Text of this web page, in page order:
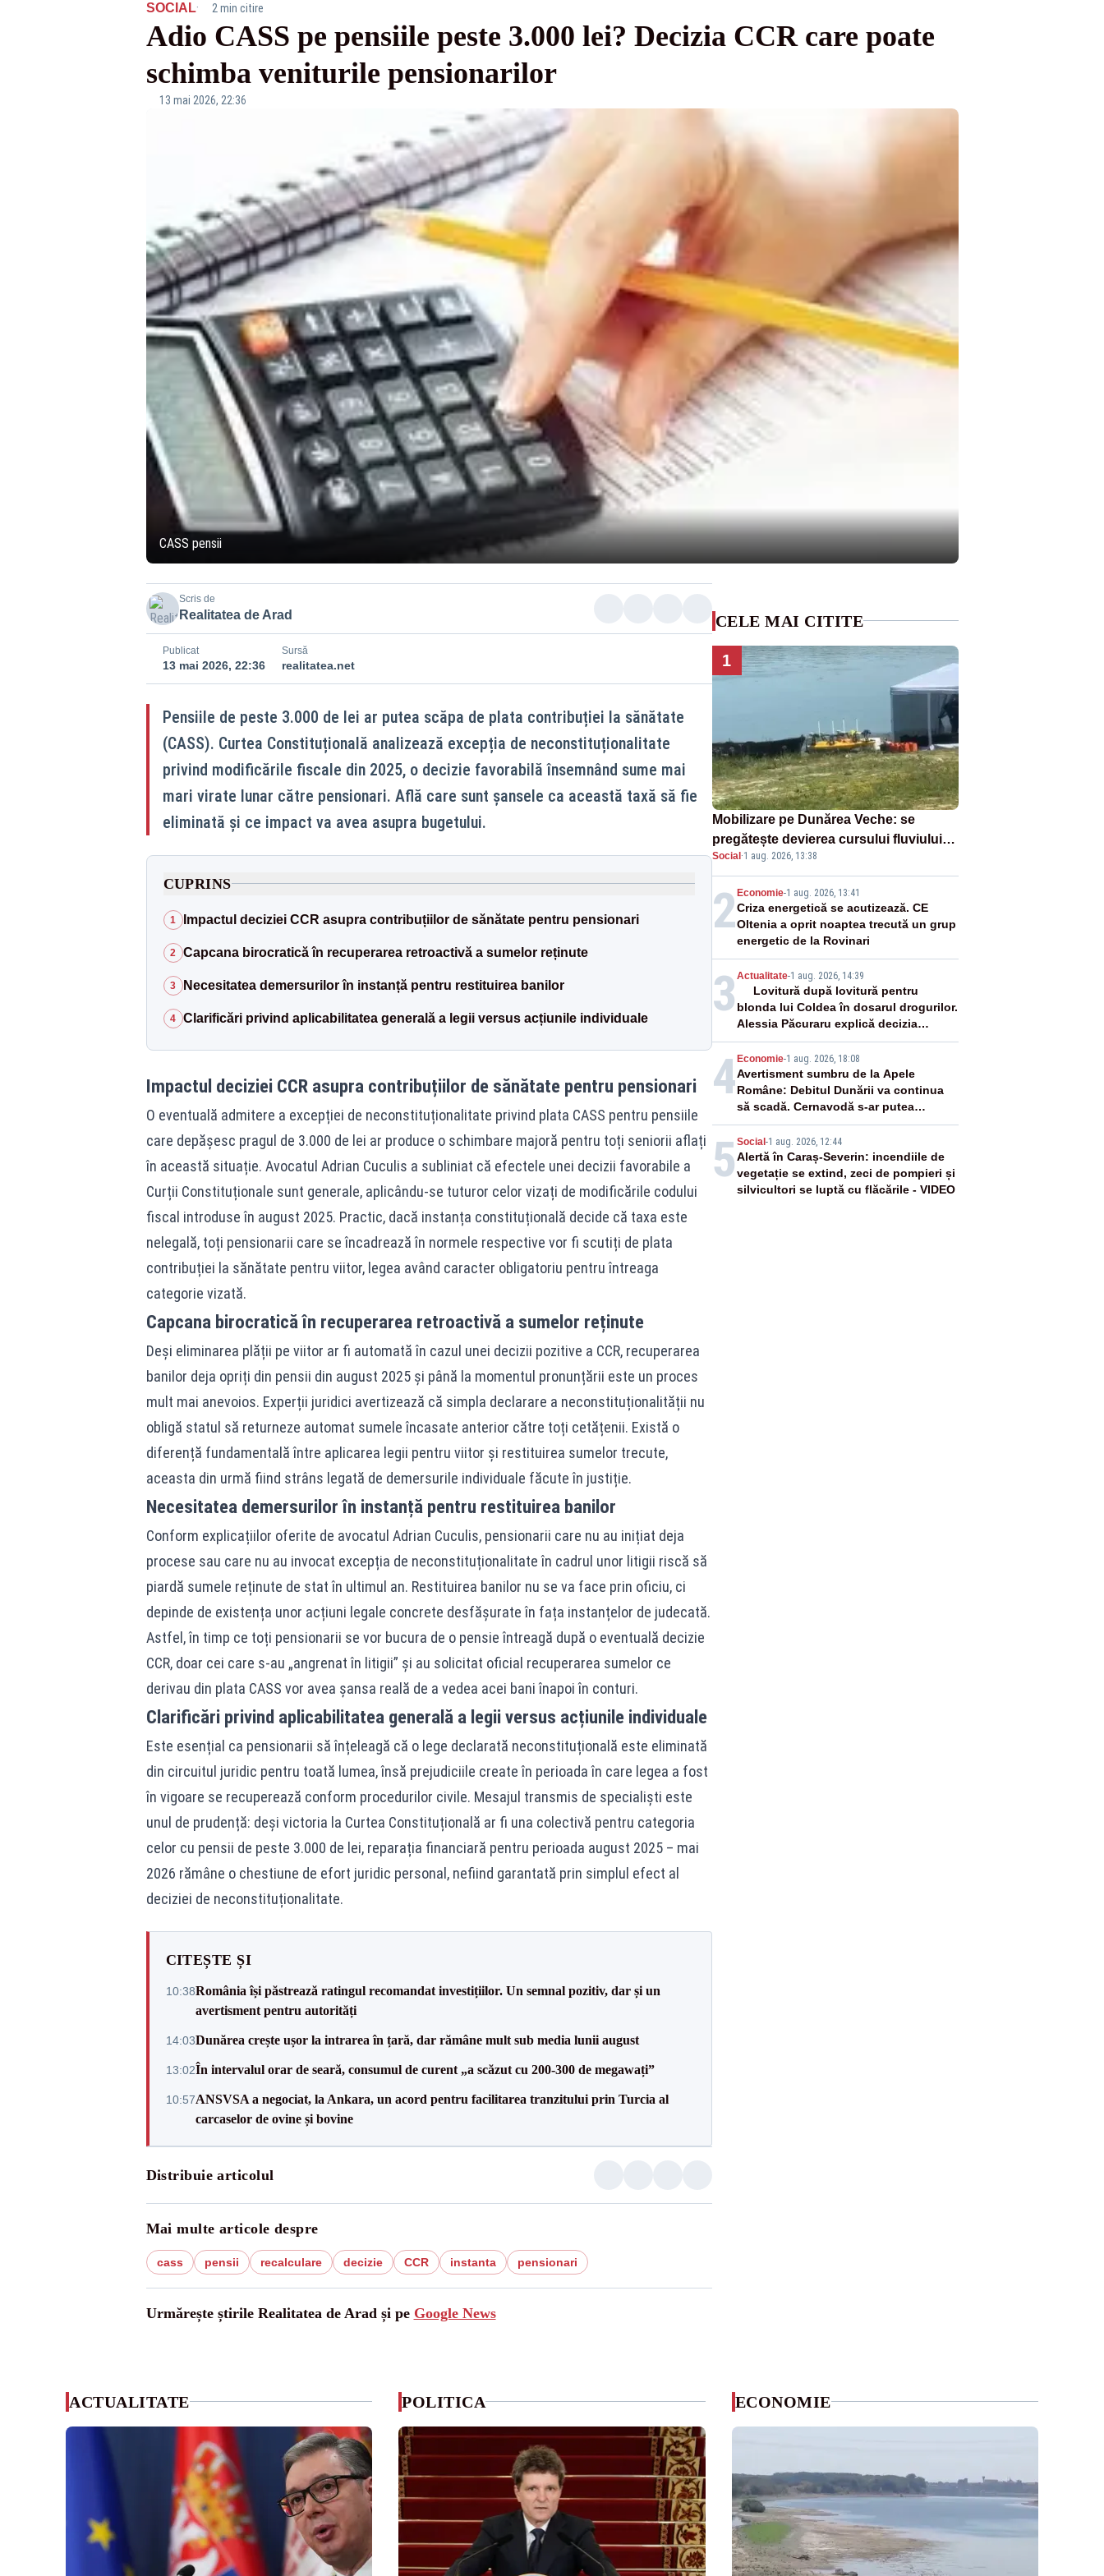
SOCIAL· 2 min citire
Adio CASS pe pensiile peste 3.000 lei? Decizia CCR care poate
schimba veniturile pensionarilor
13 mai 2026, 22:36
CASS pensii
Scris de
Realitatea de Arad
Publicat
13 mai 2026, 22:36
Sursă
realitatea.net
Pensiile de peste 3.000 de lei ar putea scăpa de plata contribuției la sănătate
(CASS). Curtea Constituțională analizează excepția de neconstituționalitate
privind modificările fiscale din 2025, o decizie favorabilă însemnând sume mai
mari virate lunar către pensionari. Află care sunt șansele ca această taxă să fie
eliminată și ce impact va avea asupra bugetului.
CUPRINS
1 Impactul deciziei CCR asupra contribuțiilor de sănătate pentru pensionari
2 Capcana birocratică în recuperarea retroactivă a sumelor reținute
3 Necesitatea demersurilor în instanță pentru restituirea banilor
4 Clarificări privind aplicabilitatea generală a legii versus acțiunile individuale
Impactul deciziei CCR asupra contribuțiilor de sănătate pentru pensionari
O eventuală admitere a excepției de neconstituționalitate privind plata CASS pentru pensiile
care depășesc pragul de 3.000 de lei ar produce o schimbare majoră pentru toți seniorii aflați
în această situație. Avocatul Adrian Cuculis a subliniat că efectele unei decizii favorabile a
Curții Constituționale sunt generale, aplicându-se tuturor celor vizați de modificările codului
fiscal introduse în august 2025. Practic, dacă instanța constituțională decide că taxa este
nelegală, toți pensionarii care se încadrează în normele respective vor fi scutiți de plata
contribuției la sănătate pentru viitor, legea având caracter obligatoriu pentru întreaga
categorie vizată.
Capcana birocratică în recuperarea retroactivă a sumelor reținute
Deși eliminarea plății pe viitor ar fi automată în cazul unei decizii pozitive a CCR, recuperarea
banilor deja opriți din pensii din august 2025 și până la momentul pronunțării este un proces
mult mai anevoios. Experții juridici avertizează că simpla declarare a neconstituționalității nu
obligă statul să returneze automat sumele încasate anterior către toți cetățenii. Există o
diferență fundamentală între aplicarea legii pentru viitor și restituirea sumelor trecute,
aceasta din urmă fiind strâns legată de demersurile individuale făcute în justiție.
Necesitatea demersurilor în instanță pentru restituirea banilor
Conform explicațiilor oferite de avocatul Adrian Cuculis, pensionarii care nu au inițiat deja
procese sau care nu au invocat excepția de neconstituționalitate în cadrul unor litigii riscă să
piardă sumele reținute de stat în ultimul an. Restituirea banilor nu se va face prin oficiu, ci
depinde de existența unor acțiuni legale concrete desfășurate în fața instanțelor de judecată.
Astfel, în timp ce toți pensionarii se vor bucura de o pensie întreagă după o eventuală decizie
CCR, doar cei care s-au „angrenat în litigii” și au solicitat oficial recuperarea sumelor ce
derivau din plata CASS vor avea șansa reală de a vedea acei bani înapoi în conturi.
Clarificări privind aplicabilitatea generală a legii versus acțiunile individuale
Este esențial ca pensionarii să înțeleagă că o lege declarată neconstituțională este eliminată
din circuitul juridic pentru toată lumea, însă prejudiciile create în perioada în care legea a fost
în vigoare se recuperează conform procedurilor civile. Mesajul transmis de specialiști este
unul de prudență: deși victoria la Curtea Constituțională ar fi una colectivă pentru categoria
celor cu pensii de peste 3.000 de lei, reparația financiară pentru perioada august 2025 – mai
2026 rămâne o chestiune de efort juridic personal, nefiind garantată prin simplul efect al
deciziei de neconstituționalitate.
CITEȘTE ȘI
10:38România își păstrează ratingul recomandat investițiilor. Un semnal pozitiv, dar și un
avertisment pentru autorități
14:03Dunărea crește ușor la intrarea în țară, dar rămâne mult sub media lunii august
13:02În intervalul orar de seară, consumul de curent „a scăzut cu 200-300 de megawați”
10:57ANSVSA a negociat, la Ankara, un acord pentru facilitarea tranzitului prin Turcia al
carcaselor de ovine și bovine
Distribuie articolul
Mai multe articole despre
cass pensii recalculare decizie CCR instanta pensionari
Urmărește știrile Realitatea de Arad și pe Google News
CELE MAI CITITE
1
Mobilizare pe Dunărea Veche: se
pregătește devierea cursului fluviului
către Cernavodă – VIDEO
Social·1 aug. 2026, 13:38
2Economie-1 aug. 2026, 13:41
Criza energetică se acutizează. CE
Oltenia a oprit noaptea trecută un grup
energetic de la Rovinari
3 Actualitate-1 aug. 2026, 14:39
Lovitură după lovitură pentru
blonda lui Coldea în dosarul drogurilor.
Alessia Păcuraru explică decizia
magistraților
4Economie-1 aug. 2026, 18:08
Avertisment sumbru de la Apele
Române: Debitul Dunării va continua
să scadă. Cernavodă s-ar putea
închide în 4 zile
5 Social-1 aug. 2026, 12:44
Alertă în Caraș-Severin: incendiile de
vegetație se extind, zeci de pompieri și
silvicultori se luptă cu flăcările - VIDEO
ACTUALITATE POLITICA ECONOMIE